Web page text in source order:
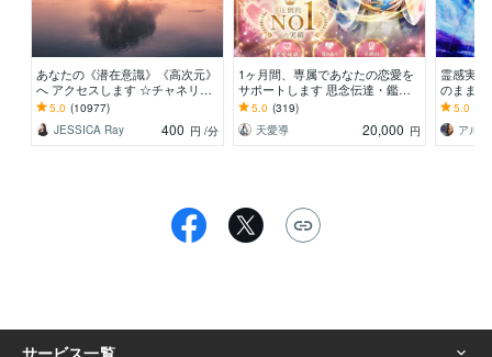
あなたの《潜在意識》《高次元》
へ アクセスします ☆チャネリン
グで本当に望む未来へ導きます☆
5.0 (10977)
JESSICA Ray
400 円 /分
1ヶ月間、専属であなたの恋愛を
サポートします 思念伝達・鑑
定・相談し放題・お得な定額プラ
ンでございます。
5.0 (319)
天愛導
20,000 円
霊感実
のままに
れ☘️タロ
的に伝
5.0
アル